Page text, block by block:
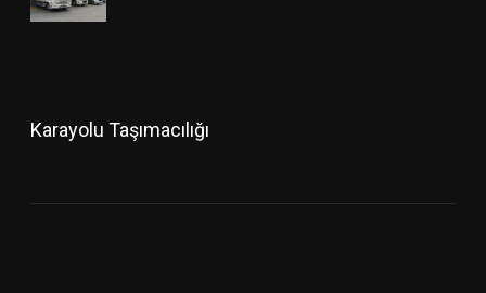
Karayolu Taşımacılığı